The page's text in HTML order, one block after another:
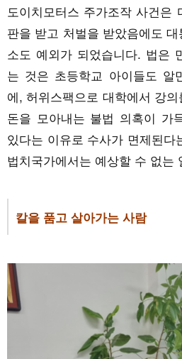
도이치모터스 주가조작 사건은
판을 받고 처벌을 받았음에도
소도 예외가 되었습니다. 법은
는 것은 초등학교 아이들도 알
에, 허위스팩으로 대학에서 강
돈을 모아내는 불법 의혹이 가
있다는 이유로 수사가 면제된
법치국가에서는 예상할 수 없는
칼을 품고 살아가는 사람